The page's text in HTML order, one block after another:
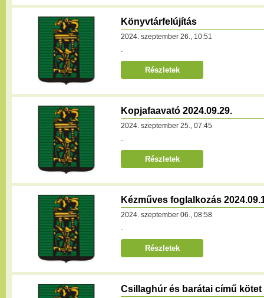
Könyvtárfelújítás
2024. szeptember 26., 10:51
Részletek
Kopjafaavató 2024.09.29.
2024. szeptember 25., 07:45
Részletek
Kézműves foglalkozás
2024. szeptember 06., 08:58
Részletek
Csillaghúr és barátai című